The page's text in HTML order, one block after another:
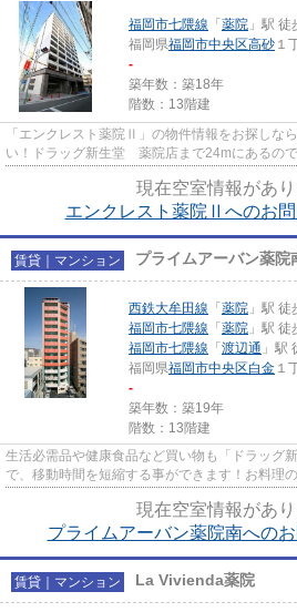
福岡市七隈線 「薬院 」駅 徒
福岡県福岡市中央区高砂 １
-
築年数：築18年
階数：13階建
「エンクレスト薬院Ⅱ」の物件情報をお探しな
い！ドラッグ新生堂 薬院店まで24mにあるので
取りが2Kのお住まいです。キッチ...
現在空室情報があり
エンクレスト薬院Ⅱへのお
賃貸｜マンション プライムアーバン薬院
西鉄大牟田線 「薬院 」駅 徒
福岡市七隈線 「薬院 」駅 徒
福岡市七隈線 「渡辺通 」駅
福岡県福岡市中央区白金 １
-
築年数：築19年
階数：13階建
生活必需品や健康食品など買い物も「ドラッ
で、移動時間を短縮する事ができます！お料理
ロのお部屋はいかがでしょうか...
現在空室情報があり
プライムアーバン薬院南への
賃貸｜マンション La Vivienda薬院